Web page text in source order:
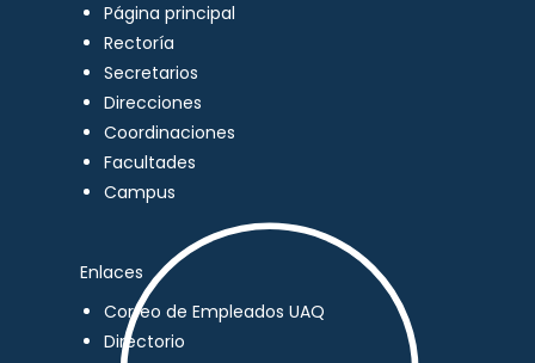
Página principal
Rectoría
Secretarios
Direcciones
Coordinaciones
Facultades
Campus
Enlaces
Correo de Empleados UAQ
Directorio